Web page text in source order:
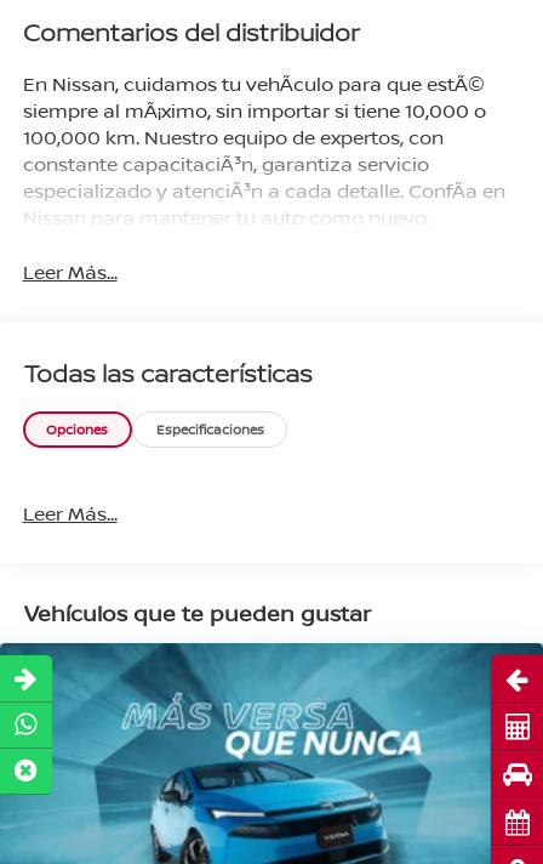
Comentarios del distribuidor
En Nissan, cuidamos tu vehÃ­culo para que estÃ©
siempre al mÃ¡ximo, sin importar si tiene 10,000 o
100,000 km. Nuestro equipo de expertos, con
constante capacitaciÃ³n, garantiza servicio
especializado y atenciÃ³n a cada detalle. ConfÃ­a en
Nissan para mantener tu auto como nuevo.
Leer Más...
Todas las características
Opciones Especificaciones
Leer Más...
Vehículos que te pueden gustar